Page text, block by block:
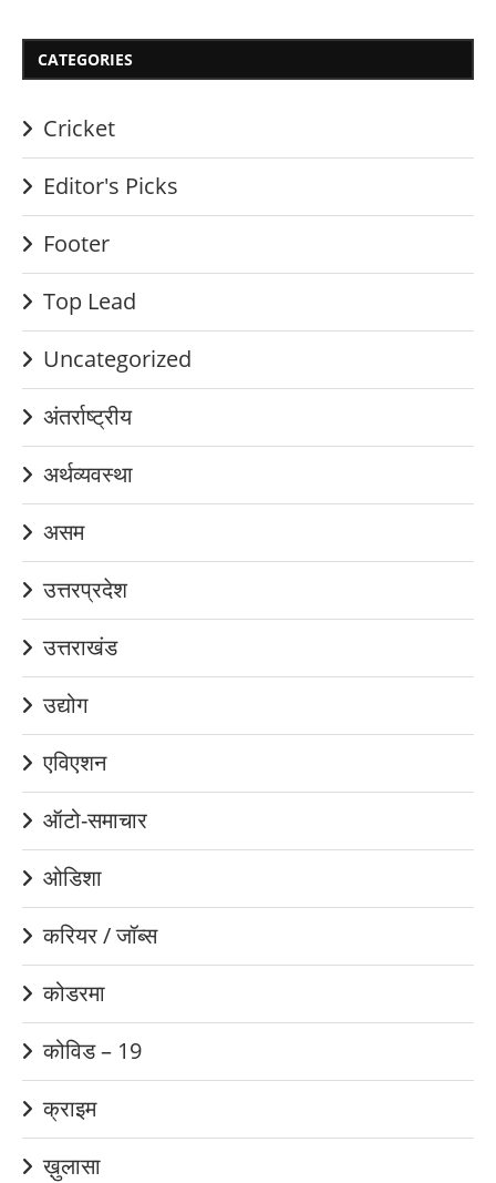
CATEGORIES
Cricket
Editor's Picks
Footer
Top Lead
Uncategorized
अंतर्राष्ट्रीय
अर्थव्यवस्था
असम
उत्तरप्रदेश
उत्तराखंड
उद्योग
एविएशन
ऑटो-समाचार
ओडिशा
करियर / जॉब्स
कोडरमा
कोविड – 19
क्राइम
ख़ुलासा